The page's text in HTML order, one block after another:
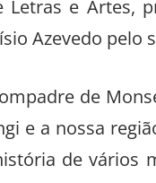
Letras e Artes,
Azevedo pelo
de
e a nossa
de vários